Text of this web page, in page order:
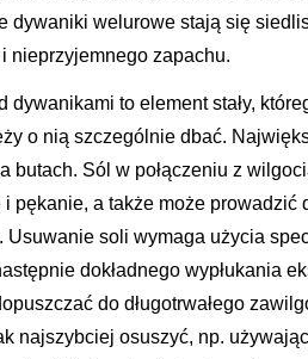
dywaniki welurowe stają się
nieprzyjemnego zapachu.
dywanikami to element stały,
o nią szczególnie dbać.
butach. Sól w połączeniu z
pękanie, a także może prowadzić
Usuwanie soli wymaga użycia
dokładnego wypłukania
do długotrwałego
najszybciej osuszyć, np.